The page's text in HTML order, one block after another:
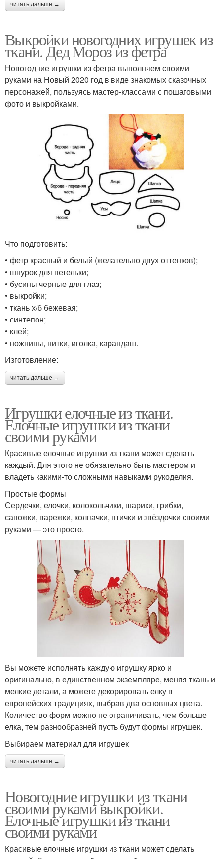
читать дальше →
Выкройки новогодних игрушек из
ткани. Дед Мороз из фетра
Новогодние игрушки из фетра выполняем своими
руками на Новый 2020 год в виде знакомых сказочных
персонажей, пользуясь мастер-классами с пошаговыми
фото и выкройками.
Что подготовить:
• фетр красный и белый (желательно двух оттенков);
• шнурок для петельки;
• бусины черные для глаз;
• выкройки;
• ткань х/б бежевая;
• синтепон;
• клей;
• ножницы, нитки, иголка, карандаш.
Изготовление:
читать дальше →
Игрушки елочные из ткани.
Елочные игрушки из ткани
своими руками
Красивые елочные игрушки из ткани может сделать
каждый. Для этого не обязательно быть мастером и
владеть какими-то сложными навыками рукоделия.
Простые формы
Сердечки, елочки, колокольчики, шарики, грибки,
сапожки, варежки, колпачки, птички и звёздочки своими
руками — это просто.
Вы можете исполнять каждую игрушку ярко и
оригинально, в единственном экземпляре, меняя ткань и
мелкие детали, а можете декорировать елку в
европейских традициях, выбрав два основных цвета.
Количество форм можно не ограничивать, чем больше
елка, тем разнообразней пусть будут формы игрушек.
Выбираем материал для игрушек
читать дальше →
Новогодние игрушки из ткани
своими руками выкройки.
Елочные игрушки из ткани
своими руками
Красивые елочные игрушки из ткани может сделать